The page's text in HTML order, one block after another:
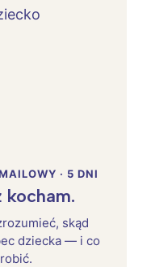
· 5 DNI
kocham.
skąd
dziecka — i co